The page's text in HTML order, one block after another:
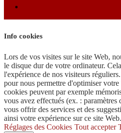
Info cookies
Lors de vos visites sur le site Web,
le disque dur de votre ordinateur.
l'expérience de nos visiteurs
pour nous permettre d'optimiser
cookies peuvent par exemple
vous avez effectués (ex. : paramètres
vous offrir des services et des
ainsi votre expérience sur ce site Web.
Réglages des Cookies Tout accepter